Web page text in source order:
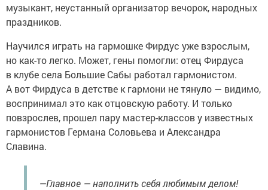
музыкант, неустанный организатор вечорок, народных
праздников.
Научился играть на гармошке Фирдус уже взрослым,
но как-то легко. Может, гены помогли: отец Фирдуса
в клубе села Большие Сабы работал гармонистом.
А вот Фирдуса в детстве к гармони не тянуло — видимо,
воспринимал это как отцовскую работу. И только
повзрослев, прошел пару мастер-классов у известных
гармонистов Германа Соловьева и Александра
Славина.
—Главное — наполнить себя любимым делом!